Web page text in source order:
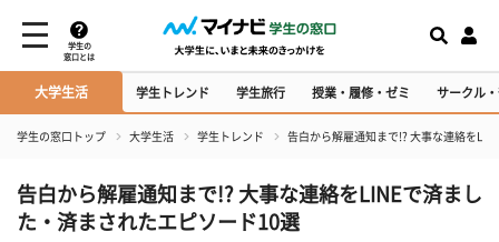
学生の
窓口とは
大学生活 学生トレンド 学生旅行 授業・履修・ゼミ サークル
学生の窓口トップ 大学生活 学生トレンド 告白から解雇通知まで!? 大事な連絡を
告白から解雇通知まで!? 大事な連絡をLINEで済まし
た・済まされたエピソード10選